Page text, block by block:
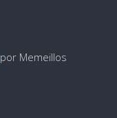
por Memeillos